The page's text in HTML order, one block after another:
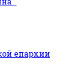
епархии